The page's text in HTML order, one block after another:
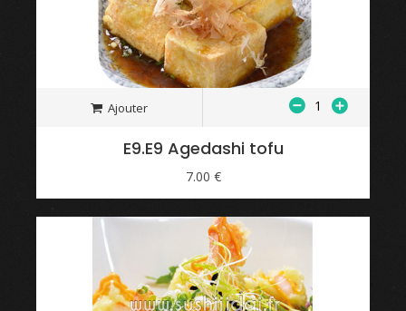
Ajouter
E9.E9 Agedashi tofu
7.00 €